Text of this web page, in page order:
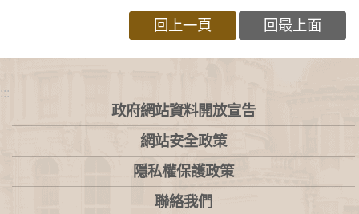
回上一頁 回最上面
:::
政府網站資料開放宣告
網站安全政策
隱私權保護政策
聯絡我們